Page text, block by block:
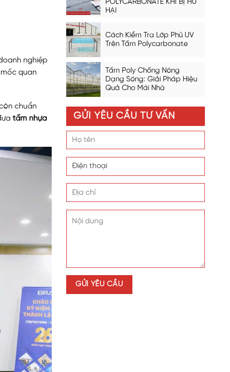
nghiệp
quan
chuẩn
tấm nhựa
POLYCARBONATE KHI BỊ HƯ
HẠI
Cách Kiểm Tra Lớp Phủ UV
Trên Tấm Polycarbonate
Tấm Poly Chống Nóng
Dạng Sóng: Giải Pháp Hiệu
Quả Cho Mái Nhà
GỬI YÊU CẦU TƯ VẤN